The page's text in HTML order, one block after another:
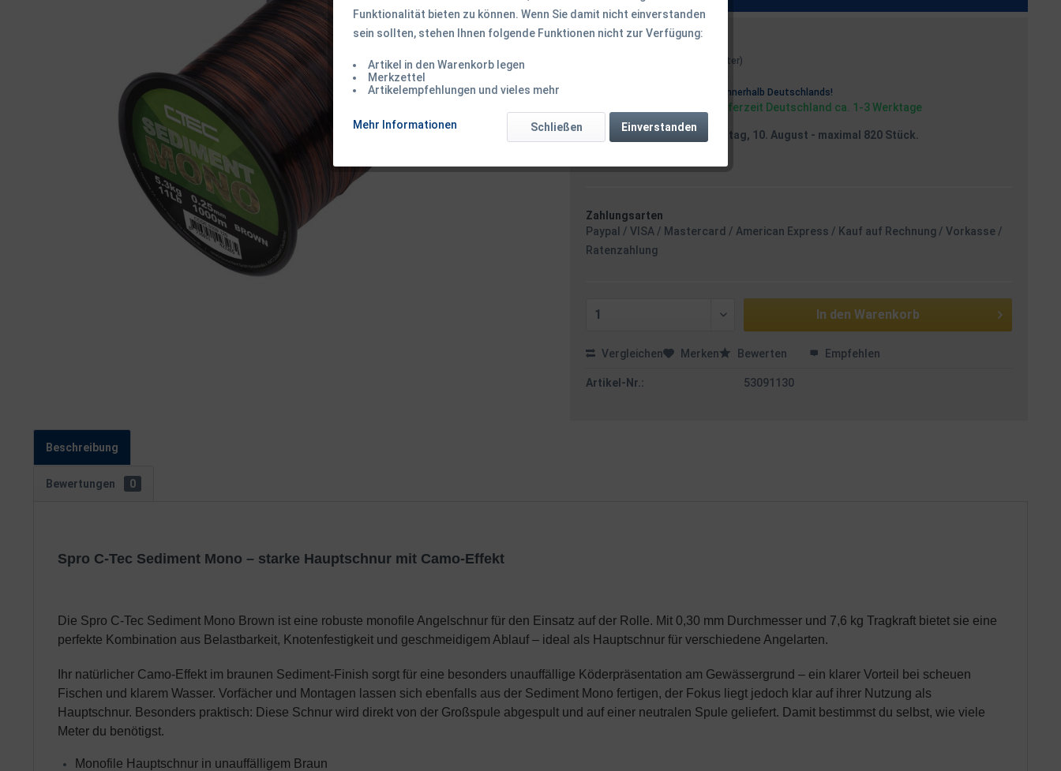
0,29 € *
10 Meter (0,03 € * / 1 Meter)
innerhalb Deutschlands!
Sofort versandfertig, Lieferzeit Deutschland ca. 1-3 Werktage
Versand am Montag, 10. August - maximal 820 Stück.
Zahlungsarten
Paypal / VISA / Mastercard / American Express / Kauf auf Rechnung / Vorkasse /
Ratenzahlung
In den Warenkorb
Vergleichen Merken Bewerten Empfehlen
Artikel-Nr.: 53091130
Beschreibung
Bewertungen 0
Spro C-Tec Sediment Mono – starke Hauptschnur mit Camo-Effekt
Die Spro C-Tec Sediment Mono Brown ist eine robuste monofile Angelschnur für den Einsatz auf der Rolle. Mit 0,30 mm Durchmesser und 7,6 kg Tragkraft bietet sie eine
perfekte Kombination aus Belastbarkeit, Knotenfestigkeit und geschmeidigem Ablauf – ideal als Hauptschnur für verschiedene Angelarten.
Ihr natürlicher Camo-Effekt im braunen Sediment-Finish sorgt für eine besonders unauffällige Köderpräsentation am Gewässergrund – ein klarer Vorteil bei scheuen
Fischen und klarem Wasser. Vorfächer und Montagen lassen sich ebenfalls aus der Sediment Mono fertigen, der Fokus liegt jedoch klar auf ihrer Nutzung als
Hauptschnur. Besonders praktisch: Diese Schnur wird direkt von der Großspule abgespult und auf einer neutralen Spule geliefert. Damit bestimmst du selbst, wie viele
Meter du benötigst.
Monofile Hauptschnur in unauffälligem Braun
Funktionalität bieten zu können. Wenn Sie damit nicht einverstanden
sein sollten, stehen Ihnen folgende Funktionen nicht zur Verfügung:
Artikel in den Warenkorb legen
Merkzettel
Artikelempfehlungen und vieles mehr
Mehr Informationen Einverstanden
Schließen